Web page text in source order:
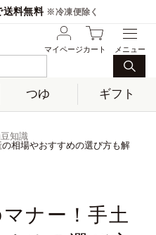
送料無料 ※冷凍便除く
マイページカート
つゆ ギフト
知識
相場やおすすめの選び方も解
ナー！手土